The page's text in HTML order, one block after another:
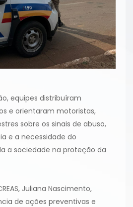
equipes distribuíram
e orientaram motoristas,
sobre os sinais de abuso,
e a necessidade do
a sociedade na proteção da
Juliana Nascimento,
de ações preventivas e